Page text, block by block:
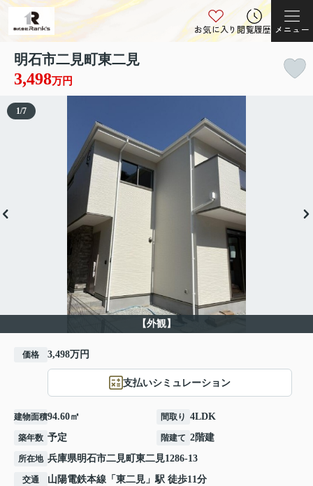
お気に入り閲覧履歴 メニュー
明石市二見町東二見
3,498万円
【外観】
1/7
価格 3,498万円
支払いシミュレーション
建物面積94.60㎡ 間取り 4LDK
築年数 予定 階建て 2階建
所在地 兵庫県明石市二見町東二見1286-13
交通 山陽電鉄本線 「 東二見 」駅 徒歩11分